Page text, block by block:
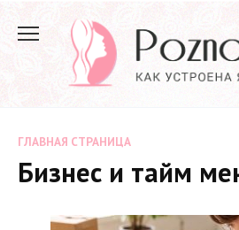
содержанию
ГЛАВНАЯ СТРАНИЦА
Бизнес и тайм